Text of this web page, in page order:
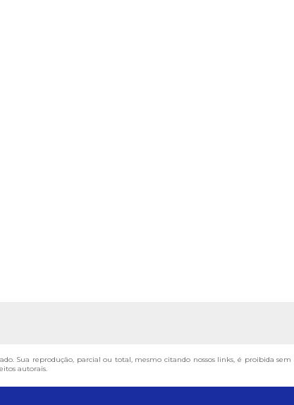
Sua reprodução, parcial ou total, mesmo citando nossos links, é proibida
autorais.